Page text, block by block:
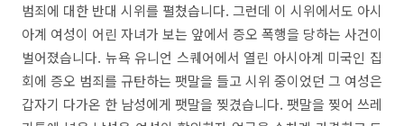
범죄에 대한 반대 시위를 펼쳤습니다. 그런데 이 시위에서도 아시
아계 여성이 어린 자녀가 보는 앞에서 증오 폭행을 당하는 사건이
벌어졌습니다. 뉴욕 유니언 스퀘어에서 열린 아시아계 미국인 집
회에 증오 범죄를 규탄하는 팻말을 들고 시위 중이었던 그 여성은
갑자기 다가온 한 남성에게 팻말을 찢겼습니다. 팻말을 찢어 쓰레